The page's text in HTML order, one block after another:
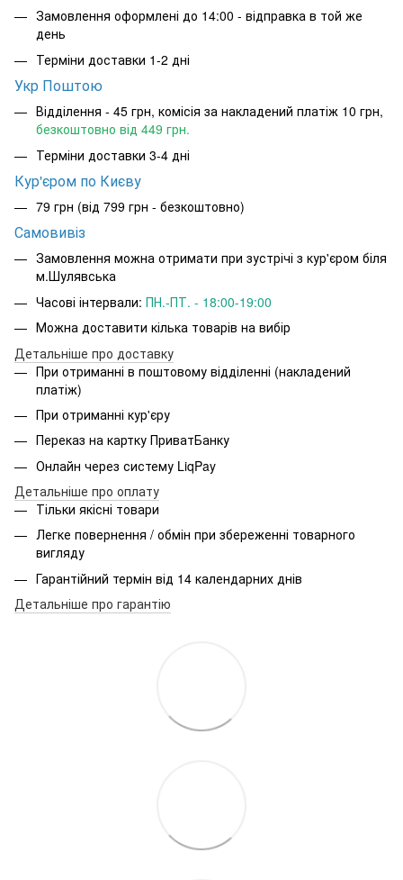
Замовлення оформлені до 14:00 - відправка в той же
день
Терміни доставки 1-2 дні
Укр Поштою
Відділення - 45 грн, комісія за накладений платіж 10 грн,
безкоштовно від 449 грн.
Терміни доставки 3-4 дні
Кур'єром по Києву
79 грн (від 799 грн - безкоштовно)
Самовивіз
Замовлення можна отримати при зустрічі з кур'єром біля
м.Шулявська
Часові інтервали: ПН.-ПТ. - 18:00-19:00
Можна доставити кілька товарів на вибір
Детальніше про доставку
При отриманні в поштовому відділенні (накладений
платіж)
При отриманні кур'єру
Переказ на картку ПриватБанку
Онлайн через систему LiqPay
Детальніше про оплату
Тільки якісні товари
Легке повернення / обмін при збереженні товарного
вигляду
Гарантійний термін від 14 календарних днів
Детальніше про гарантію